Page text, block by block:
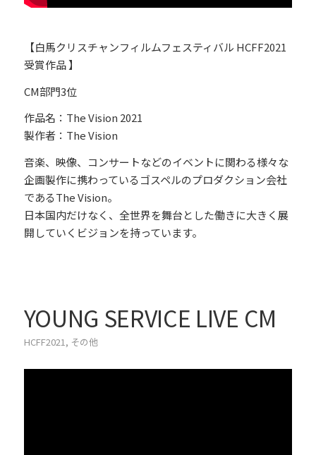
【白馬クリスチャンフィルムフェスティバル HCFF2021
受賞作品 】
CM部門3位
作品名：The Vision 2021
製作者：The Vision
音楽、映像、コンサートなどのイベントに関わる様々な
企画製作に携わっているゴスペルのプロダクション会社
であるThe Vision。
日本国内だけなく、全世界を舞台とした働きに大きく展
開していくビジョンを持っています。
YOUNG SERVICE LIVE CM
HCFF2021, その他